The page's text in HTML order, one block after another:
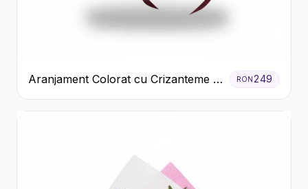
Aranjament Colorat cu Crizanteme în
Cutie Rustică
RON249